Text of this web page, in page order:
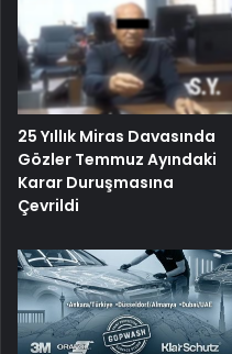
25 Yıllık Miras Davasında
Gözler Temmuz Ayındaki
Karar Duruşmasına
Çevrildi